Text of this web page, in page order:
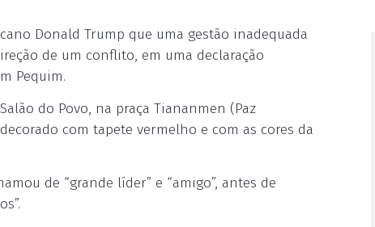
Donald Trump que uma gestão inadequada
de um conflito, em uma declaração
Pequim.
do Povo, na praça Tiananmen (Paz
com tapete vermelho e com as cores da
de “grande líder” e “amigo”, antes de